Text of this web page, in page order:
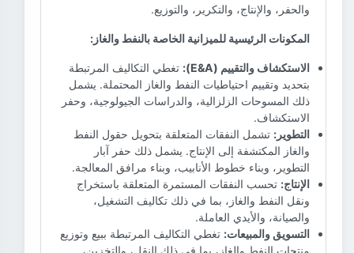
والحفر، والإنتاج، والتكرير، والتوزيع.
المكونات الرئيسية للميزانية الخاصة بالنفط والغاز:
الاستكشاف والتقييم (E&A):
تغطي التكاليف المرتبطة
بتحديد وتقييم احتياطيات النفط والغاز المحتملة. يشمل
ذلك المسوحات الزلزالية، والدراسات الجيولوجية، وحفر
الاستكشاف.
التطوير: تشمل النفقات المتعلقة بتحويل حقول النفط
والغاز المكتشفة إلى الإنتاج. يشمل ذلك حفر آبار
التطوير، وبناء خطوط الأنابيب، وبناء مرافق المعالجة.
الإنتاج: تحسب النفقات المستمرة المتعلقة باستخراج
ونقل النفط والغاز، بما في ذلك تكاليف التشغيل،
والصيانة، والأيدي العاملة.
التسويق والمبيعات: تغطي التكاليف المرتبطة ببيع وتوزيع
منتجات النفط والغاز، بما في ذلك النقل، والتخزين،